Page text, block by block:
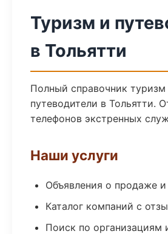
Туризм и
в Тольятти
Полный справочник туризм
путеводители в Тольятти.
телефонов экстренных
Наши услуги
Объявления о продаже и
Каталог компаний с
Поиск по организациям